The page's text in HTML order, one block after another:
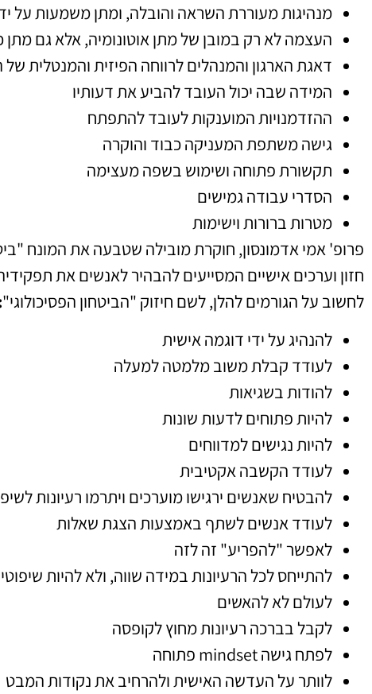
מנהיגות מעוררת השראה והובלה, ומתן משמעות על
העצמה לא רק במובן של מתן אוטונומיה, אלא גם מתן
דאגת הארגון והמנהלים לרווחה הפיזית והמנטלית
המידה שבה יכול העובד להביע את דעותיו
ההזדמנויות המוענקות לעובד להתפתח
גישה משתפת המעניקה כבוד והוקרה
תקשורת פתוחה ושימוש בשפה מעצימה
הסדרי עבודה גמישים
מטרות ברורות וישימות
פרופ' אמי אדמונסון, חוקרת מובילה שטבעה את המונח
חזון וערכים אישיים המסייעים להבהיר לאנשים את
לחשוב על הגורמים להלן, לשם חיזוק "הביטחון הפסיכולוגי"
להנהיג על ידי דוגמה אישית
לעודד קבלת משוב מלמטה למעלה
להודות בשגיאות
להיות פתוחים לדעות שונות
להיות נגישים למדווחים
לעודד הקשבה אקטיבית
להבטיח שאנשים ירגישו מוערכים ויתרמו רעיונות
לעודד אנשים לשתף באמצעות הצגת שאלות
לאפשר "להפריע" זה לזה
להתייחס לכל הרעיונות במידה שווה, ולא להיות
לעולם לא להאשים
לקבל בברכה רעיונות מחוץ לקופסה
לפתח גישה mindset פתוחה
לוותר על העדשה האישית ולהרחיב את נקודות המבט